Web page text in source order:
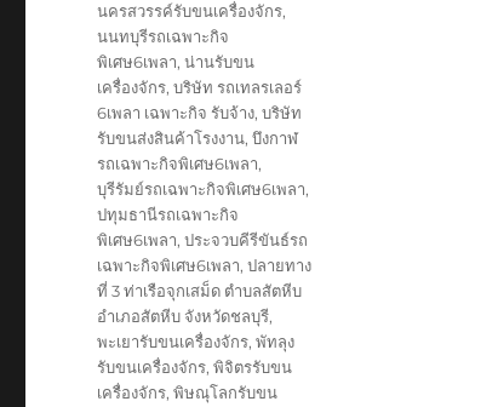
นครสวรรค์รับขนเครื่องจักร,
นนทบุรีรถเฉพาะกิจ
พิเศษ6เพลา,น่านรับขน
เครื่องจักร,บริษัท รถเทลรเลอร์
6เพลา เฉพาะกิจ รับจ้าง,บริษัท
รับขนส่งสินค้าโรงงาน,บึงกาฬ
รถเฉพาะกิจพิเศษ6เพลา,
บุรีรัมย์รถเฉพาะกิจพิเศษ6เพลา,
ปทุมธานีรถเฉพาะกิจ
พิเศษ6เพลา,ประจวบคีรีขันธ์รถ
เฉพาะกิจพิเศษ6เพลา,ปลายทาง
ที่ 3 ท่าเรือจุกเสม็ด ตำบลสัตหีบ
อำเภอสัตหีบ จังหวัดชลบุรี,
พะเยารับขนเครื่องจักร,พัทลุง
รับขนเครื่องจักร,พิจิตรรับขน
เครื่องจักร,พิษณุโลกรับขน